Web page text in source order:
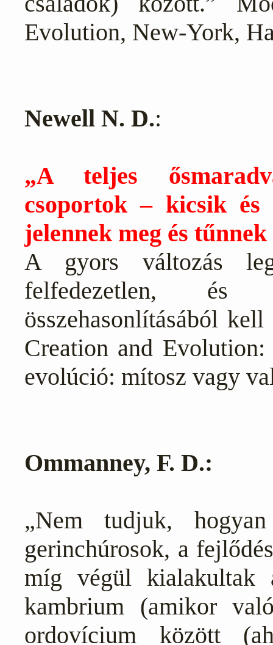
Evolution, New-York,
Newell N. D.:
„A teljes
csoportok – kicsik
jelennek meg és
A gyors változás
felfedezetlen, és
összehasonlításából
Creation and
evolúció: mítosz vagy
Ommanney, F. D.:
„Nem tudjuk,
gerinchúrosok, a
míg végül kialakultak
kambrium (amikor
ordovícium között